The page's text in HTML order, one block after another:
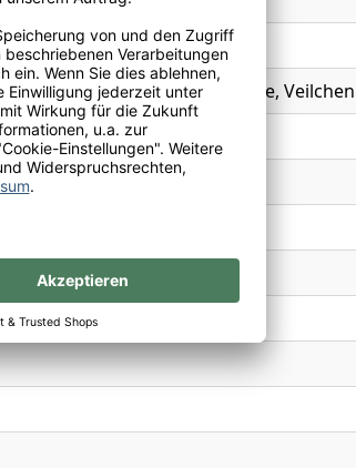
Pflaume, Schwarzkirsche, Veilchen